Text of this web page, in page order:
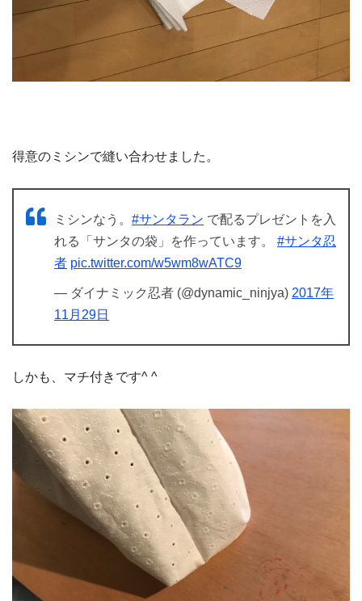
得意のミシンで縫い合わせました。
ミシンなう。 #サンタラン で配るプレゼントを入
れる「サンタの袋」を作っています。 #サンタ忍
者 pic.twitter.com/w5wm8wATC9
— ダイナミック忍者 (@dynamic_ninjya) 2017年
11月29日
しかも、マチ付きです^ ^